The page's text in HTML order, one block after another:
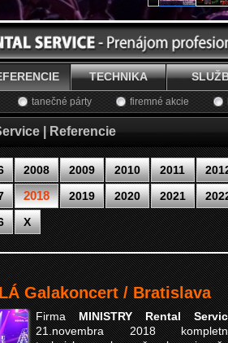
TECHNIKA
tanečné párty firemné akcie
| Referencie
2008 2009 2010 2011
2018 2019 2020 2021
X
Galakoncert / Bratislava
FirmaMINISTRY Rental
21.novembra 2018